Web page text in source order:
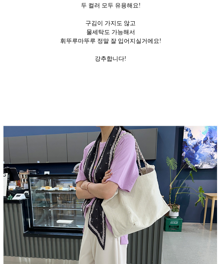
두 컬러 모두 유용해요!
구김이 가지도 않고
물세탁도 가능해서
휘뚜루마뚜루 정말 잘 입어지실거에요!
강추합니다!